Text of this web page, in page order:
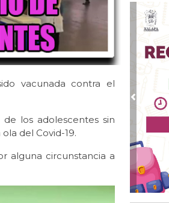
vacunada contra el
los adolescentes sin
del Covid-19.
alguna circunstancia a
Ago 08,
Ago 08,
La
Ago 08,
¿Con
Ago 08,
Control
Ago 08,
en